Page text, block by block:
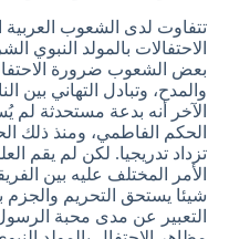
تتفاوت لدى الشعوب العربية
بعض الشعوب ضرورة الاحتفال
والمدح، وتبادل التهاني بين
الآخر أنه بدعة مستحدثة لم
الحكم الفاطمي، ومنذ ذلك
تزداد تدريجيا. لكن لم يقم
الأمر المختلف عليه بين
شيئا يستحق التحريم
التعبير عن مدى محبة